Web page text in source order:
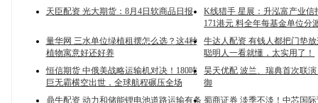
天臣配资 光大期货：8月4日软商品日报
K线猎手 星展：升泓富产业信
171港元 料全年每基金单位分
量华网 三水单位绿植租摆怎么选？这4种
植物寓意好还好养
牛达人配资 有钱人都把门垫
聪明人一看就懂，太实用了！
恒信期货 中俄美战略运输机对决！180吨
巨无霸横空出世，全球航程碾压全场
昊天优配 波兰、瑞典首次联
御
鼎牛配资 动力和储能锂电池道路运输有条 蜀商证券 淡季不淡！中芯国